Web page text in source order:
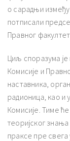
о сарадњи
потписали
Правног
Циљ споразума
Комисије и
наставника,
радионица, као и
Комисије. Тиме
теоријског знања
праксе пре